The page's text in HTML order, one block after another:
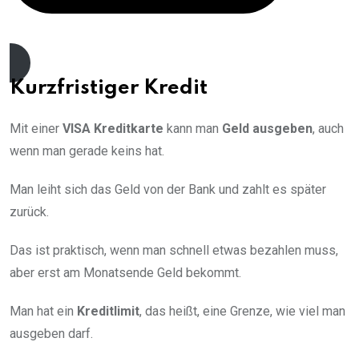
Kurzfristiger Kredit
Mit einer VISA Kreditkarte kann man Geld ausgeben, auch
wenn man gerade keins hat.
Man leiht sich das Geld von der Bank und zahlt es später
zurück.
Das ist praktisch, wenn man schnell etwas bezahlen muss,
aber erst am Monatsende Geld bekommt.
Man hat ein Kreditlimit, das heißt, eine Grenze, wie viel man
ausgeben darf.